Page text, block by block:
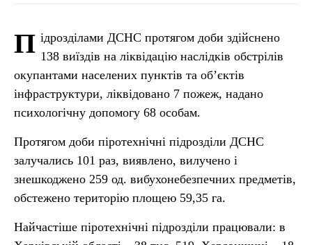
П ідрозділами ДСНС протягом доби здійснено
138 виїздів на ліквідацію наслідків обстрілів
окупантами населених пунктів та об’єктів
інфраструктури, ліквідовано 7 пожеж, надано
психологічну допомогу 68 особам.
Протягом доби піротехнічні підрозділи ДСНС
залучались 101 раз, виявлено, вилучено і
знешкоджено 259 од. вибухонебезпечних предметів,
обстежено територію площею 59,35 га.
Найчастіше піротехнічні підрозділи працювали: в